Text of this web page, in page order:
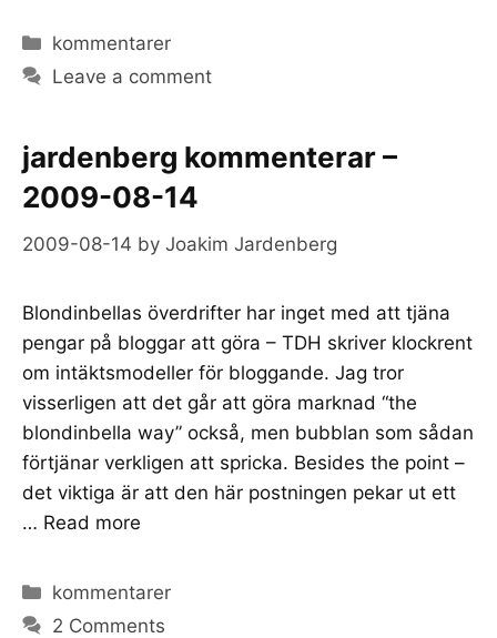
Categories
kommentarer
Leave a comment
jardenberg kommenterar –
2009-08-14
2009-08-14 by Joakim Jardenberg
Blondinbellas överdrifter har inget med att tjäna
pengar på bloggar att göra – TDH skriver klockrent
om intäktsmodeller för bloggande. Jag tror
visserligen att det går att göra marknad “the
blondinbella way” också, men bubblan som sådan
förtjänar verkligen att spricka. Besides the point –
det viktiga är att den här postningen pekar ut ett
… Read more
Categories
kommentarer
2 Comments